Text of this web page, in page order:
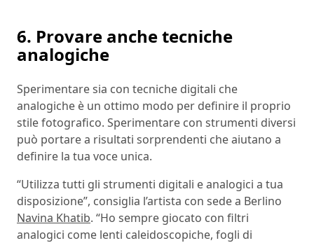
6. Provare anche tecniche
analogiche
Sperimentare sia con tecniche digitali che
analogiche è un ottimo modo per definire il proprio
stile fotografico. Sperimentare con strumenti diversi
può portare a risultati sorprendenti che aiutano a
definire la tua voce unica.
“Utilizza tutti gli strumenti digitali e analogici a tua
disposizione”, consiglia l’artista con sede a Berlino
Navina Khatib. “Ho sempre giocato con filtri
analogici come lenti caleidoscopiche, fogli di